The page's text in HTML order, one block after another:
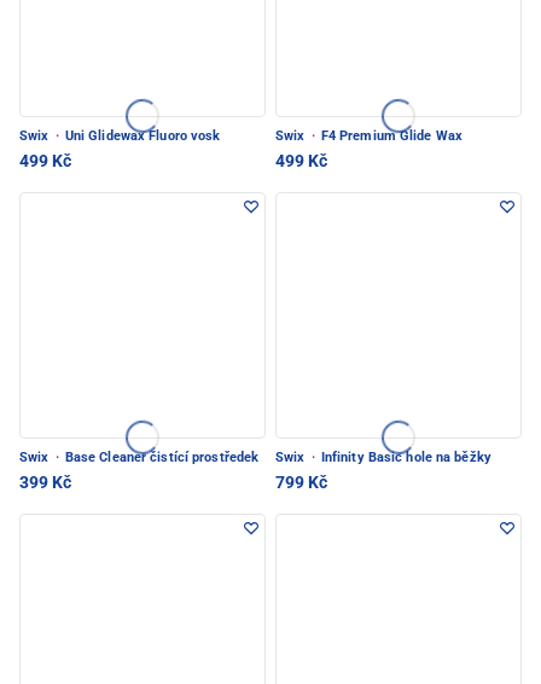
Swix · Uni Glidewax Fluoro vosk
499 Kč
Swix · F4 Premium Glide Wax
499 Kč
Swix · Base Cleaner čistící prostředek
399 Kč
Swix · Infinity Basic hole na běžky
799 Kč